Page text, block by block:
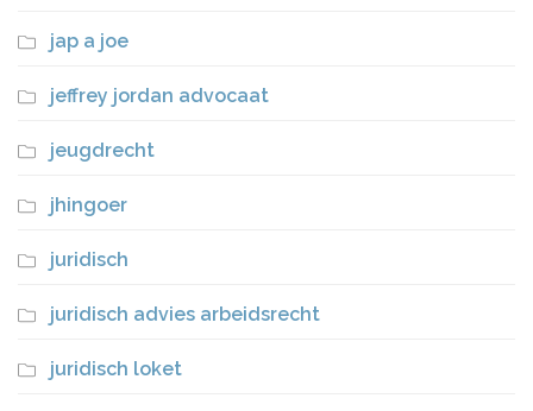
jap a joe
jeffrey jordan advocaat
jeugdrecht
jhingoer
juridisch
juridisch advies arbeidsrecht
juridisch loket